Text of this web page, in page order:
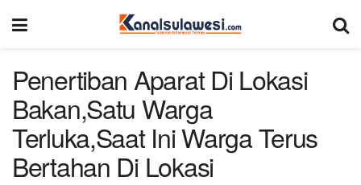
Penertiban Aparat Di Lokasi
Bakan,Satu Warga
Terluka,Saat Ini Warga Terus
Bertahan Di Lokasi